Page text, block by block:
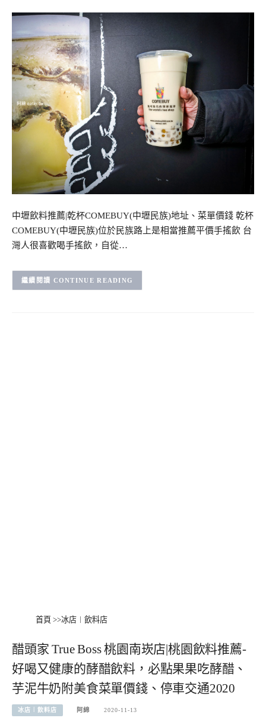
中壢飲料推薦|乾杯COMEBUY(中壢民族)地址、菜單價錢 乾杯
COMEBUY(中壢民族)位於民族路上是相當推薦平價手搖飲 台
灣人很喜歡喝手搖飲，自從…
CONTINUE READING
首頁 >>冰店︱飲料店
醋頭家 True Boss 桃園南崁店|桃園飲料推薦-
好喝又健康的酵醋飲料，必點果果吃酵醋、
芋泥牛奶附美食菜單價錢、停車交通2020
冰店︱飲料店 阿綿 2020-11-13